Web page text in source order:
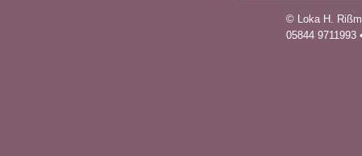
© Loka H.
05844 9711993